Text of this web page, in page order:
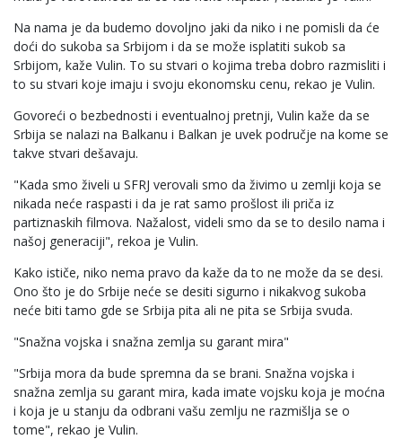
Na nama je da budemo dovoljno jaki da niko i ne pomisli da će
doći do sukoba sa Srbijom i da se može isplatiti sukob sa
Srbijom, kaže Vulin. To su stvari o kojima treba dobro razmisliti i
to su stvari koje imaju i svoju ekonomsku cenu, rekao je Vulin.
Govoreći o bezbednosti i eventualnoj pretnji, Vulin kaže da se
Srbija se nalazi na Balkanu i Balkan je uvek područje na kome se
takve stvari dešavaju.
"Kada smo živeli u SFRJ verovali smo da živimo u zemlji koja se
nikada neće raspasti i da je rat samo prošlost ili priča iz
partiznaskih filmova. Nažalost, videli smo da se to desilo nama i
našoj generaciji", rekoa je Vulin.
Kako ističe, niko nema pravo da kaže da to ne može da se desi.
Ono što je do Srbije neće se desiti sigurno i nikakvog sukoba
neće biti tamo gde se Srbija pita ali ne pita se Srbija svuda.
"Snažna vojska i snažna zemlja su garant mira"
"Srbija mora da bude spremna da se brani. Snažna vojska i
snažna zemlja su garant mira, kada imate vojsku koja je moćna
i koja je u stanju da odbrani vašu zemlju ne razmišlja se o
tome", rekao je Vulin.